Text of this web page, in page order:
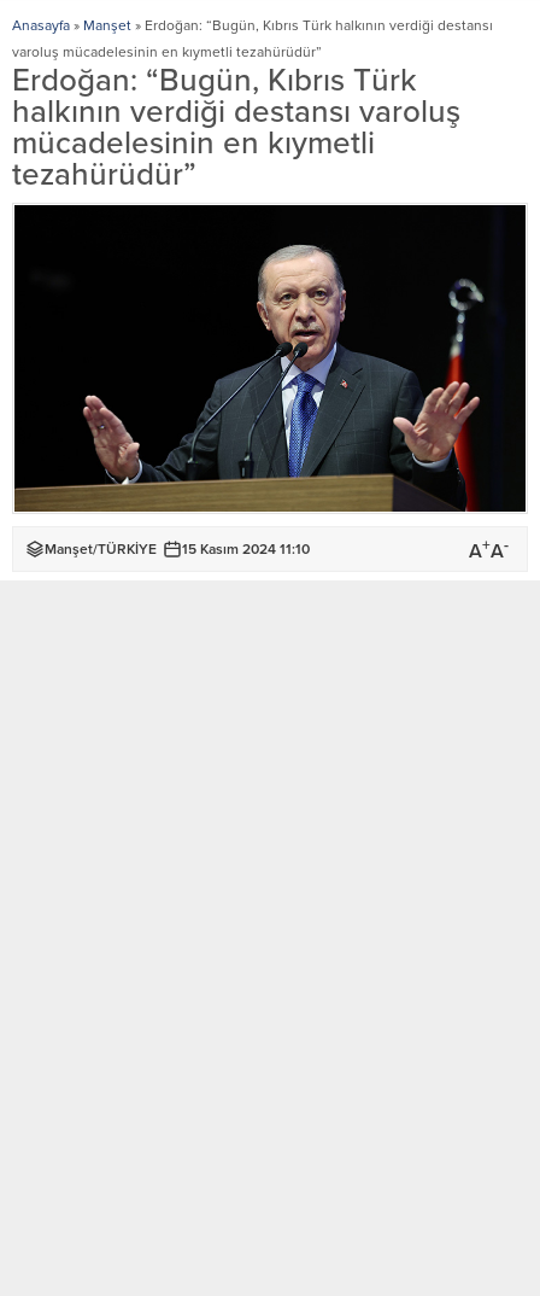
Anasayfa » Manşet » Erdoğan: “Bugün, Kıbrıs Türk halkının verdiği destansı
varoluş mücadelesinin en kıymetli tezahürüdür”
Erdoğan: “Bugün, Kıbrıs Türk
halkının verdiği destansı varoluş
mücadelesinin en kıymetli
tezahürüdür”
Manşet/TÜRKİYE 15 Kasım 2024 11:10 A+A-